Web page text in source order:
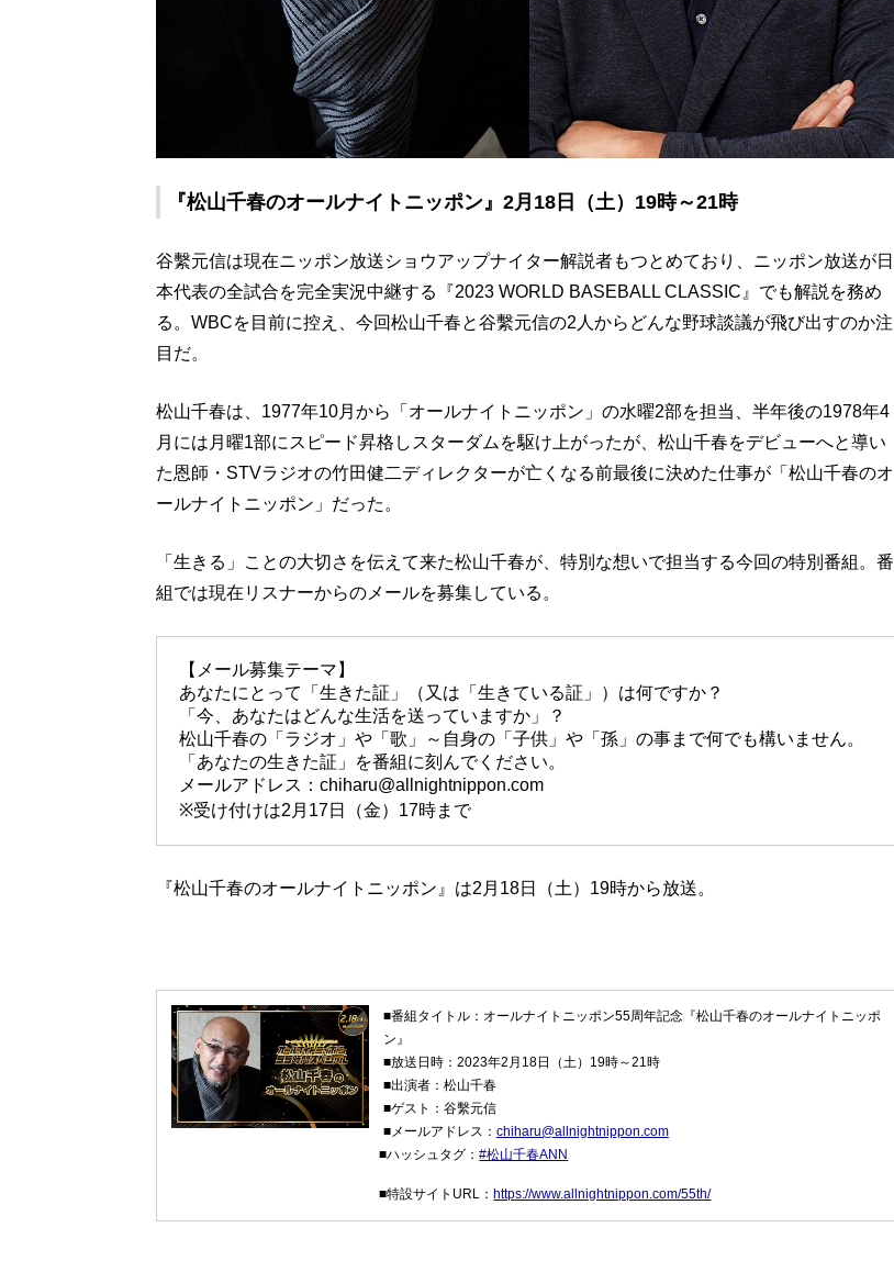
『松山千春のオールナイトニッポン』2月18日（土）19時～21時
谷繫元信は現在ニッポン放送ショウアップナイター解説者もつとめており、ニッポン放送が日
本代表の全試合を完全実況中継する『2023 WORLD BASEBALL CLASSIC』でも解説を務め
る。WBCを目前に控え、今回松山千春と谷繫元信の2人からどんな野球談議が飛び出すのか注
目だ。
松山千春は、1977年10月から「オールナイトニッポン」の水曜2部を担当、半年後の1978年4
月には月曜1部にスピード昇格しスターダムを駆け上がったが、松山千春をデビューへと導い
た恩師・STVラジオの竹田健二ディレクターが亡くなる前最後に決めた仕事が「松山千春のオ
ールナイトニッポン」だった。
「生きる」ことの大切さを伝えて来た松山千春が、特別な想いで担当する今回の特別番組。番
組では現在リスナーからのメールを募集している。
【メール募集テーマ】
あなたにとって「生きた証」（又は「生きている証」）は何ですか？
「今、あなたはどんな生活を送っていますか」？
松山千春の「ラジオ」や「歌」～自身の「子供」や「孫」の事まで何でも構いません。
「あなたの生きた証」を番組に刻んでください。
メールアドレス：chiharu@allnightnippon.com
※受け付けは2月17日（金）17時まで
『松山千春のオールナイトニッポン』は2月18日（土）19時から放送。
■番組タイトル：オールナイトニッポン55周年記念『松山千春のオールナイトニッポ
ン』
■放送日時：2023年2月18日（土）19時～21時
■出演者：松山千春
■ゲスト：谷繫元信
■メールアドレス： chiharu@allnightnippon.com
■ハッシュタグ：#松山千春ANN
■特設サイトURL：https://www.allnightnippon.com/55th/